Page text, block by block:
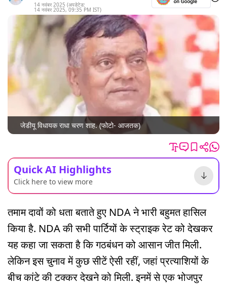
14 नवंबर 2025 (अपडेटेड:
14 नवंबर 2025, 09:35 PM IST)
जेडीयू विधायक राधा चरण शाह. (फोटो- आजतक)
Quick AI Highlights
Click here to view more
तमाम दावों को धता बताते हुए NDA ने भारी बहुमत हासिल
किया है. NDA की सभी पार्टियों के स्ट्राइक रेट को देखकर
यह कहा जा सकता है कि गठबंधन को आसान जीत मिली.
लेकिन इस चुनाव में कुछ सीटें ऐसी रहीं, जहां प्रत्याशियों के
बीच कांटे की टक्कर देखने को मिली. इनमें से एक भोजपुर